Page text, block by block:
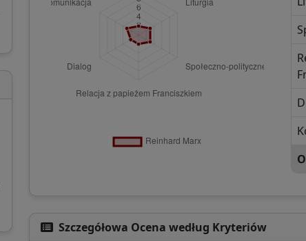
Szczegółowa Ocena według Kryteriów